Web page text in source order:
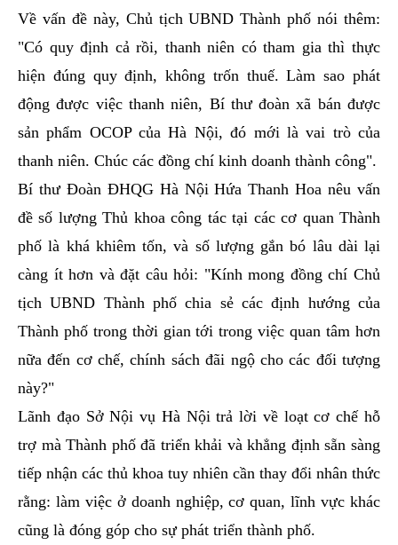
Về vấn đề này, Chủ tịch UBND Thành phố nói thêm:
"Có quy định cả rồi, thanh niên có tham gia thì thực
hiện đúng quy định, không trốn thuế. Làm sao phát
động được việc thanh niên, Bí thư đoàn xã bán được
sản phẩm OCOP của Hà Nội, đó mới là vai trò của
thanh niên. Chúc các đồng chí kinh doanh thành công".
Bí thư Đoàn ĐHQG Hà Nội Hứa Thanh Hoa nêu vấn
đề số lượng Thủ khoa công tác tại các cơ quan Thành
phố là khá khiêm tốn, và số lượng gắn bó lâu dài lại
càng ít hơn và đặt câu hỏi: "Kính mong đồng chí Chủ
tịch UBND Thành phố chia sẻ các định hướng của
Thành phố trong thời gian tới trong việc quan tâm hơn
nữa đến cơ chế, chính sách đãi ngộ cho các đối tượng
này?"
Lãnh đạo Sở Nội vụ Hà Nội trả lời về loạt cơ chế hỗ
trợ mà Thành phố đã triển khải và khẳng định sẵn sàng
tiếp nhận các thủ khoa tuy nhiên cần thay đổi nhân thức
rằng: làm việc ở doanh nghiệp, cơ quan, lĩnh vực khác
cũng là đóng góp cho sự phát triển thành phố.